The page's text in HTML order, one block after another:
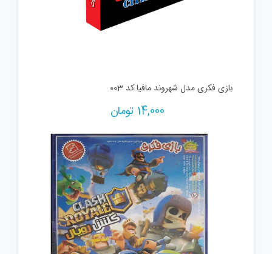
بازی فکری مدل شهروند مافیا کد 003
14,000 تومان